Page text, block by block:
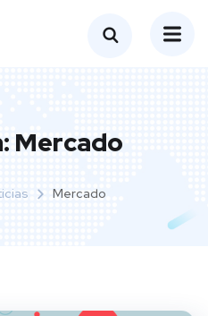
Mercado
Mercado